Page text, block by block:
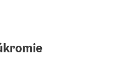
into the
anywhere.